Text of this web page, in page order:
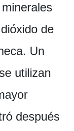
de
Un
utilizan
después